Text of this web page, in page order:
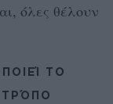
όλες θέλουν
ΤΟ
ΤΡΌΠΟ